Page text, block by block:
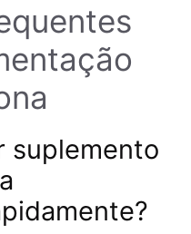
suplemento